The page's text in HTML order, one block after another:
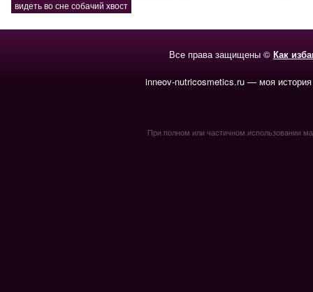
видеть во сне собачий хвост
Все права защищены © Как
inneov-nutricosmetics.ru — моя
При полном или частичном использовании